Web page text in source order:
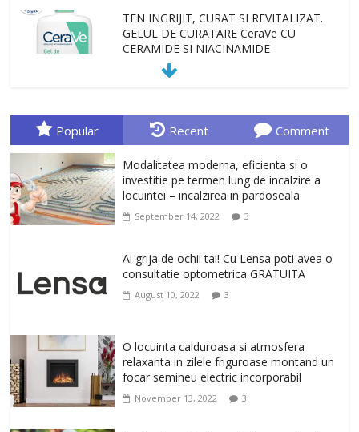
TEN INGRIJIT, CURAT SI REVITALIZAT.
GELUL DE CURATARE CeraVe CU
CERAMIDE SI NIACINAMIDE
January 23, 2026
ori o provocare. Idei inedite, cadouri
originale, le puteti avea la Giftspot.ro,
alegere buna, Oglinda de baie cu mărire
și iluminare LED
February 20, 2026 0
un corp sanatos si armonios dezvoltat,
cu Flexor Fitness-dispozitiv pentru
tonifiere muschi
Un ten regenerat, fara riduri. Crema
antirid Ivatherm pentru o piele neteda si
elastica.
February 6, 2026 0
Popular Recent Comment
Modalitatea moderna, eficienta si o
investitie pe termen lung de incalzire a
locuintei – incalzirea in pardoseala
September 14, 2022 3
Ai grija de ochii tai! Cu Lensa poti avea o
consultatie optometrica GRATUITA
August 10, 2022 3
O locuinta calduroasa si atmosfera
relaxanta in zilele friguroase montand un
focar semineu electric incorporabil
November 13, 2022 3